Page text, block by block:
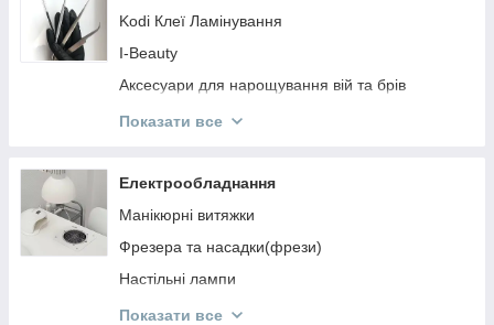
Kodi Клеї Ламінування
I-Beauty
Аксесуари для нарощування вій та брів
ReflectoCil
Levissime
ZOLA
Кисті для брів
Пінцети, ножнички для брів та аксесуари
NIKK MOLE
Показати все
Електрообладнання
Манікюрні витяжки
Фрезера та насадки(фрези)
Настільні лампи
Перукарське Електрообладнання
Показати все